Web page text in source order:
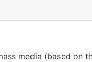
media (based on